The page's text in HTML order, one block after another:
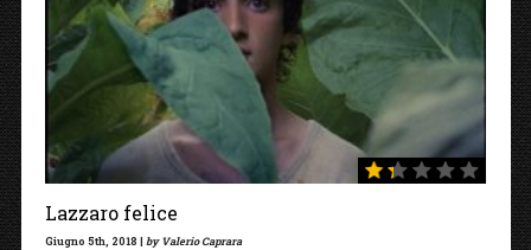
Lazzaro felice
Giugno 5th, 2018 | by Valerio Caprara